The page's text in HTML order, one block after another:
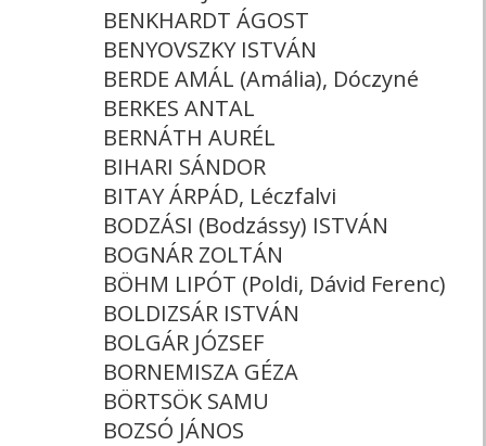
BENKHARDT ÁGOST
BENYOVSZKY ISTVÁN
BERDE AMÁL (Amália), Dóczyné
BERKES ANTAL
BERNÁTH AURÉL
BIHARI SÁNDOR
BITAY ÁRPÁD, Léczfalvi
BODZÁSI (Bodzássy) ISTVÁN
BOGNÁR ZOLTÁN
BÖHM LIPÓT (Poldi, Dávid Ferenc)
BOLDIZSÁR ISTVÁN
BOLGÁR JÓZSEF
BORNEMISZA GÉZA
BÖRTSÖK SAMU
BOZSÓ JÁNOS